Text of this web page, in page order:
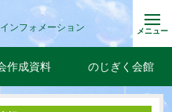
インフォメーション メニュー
作成資料 のじぎく会館